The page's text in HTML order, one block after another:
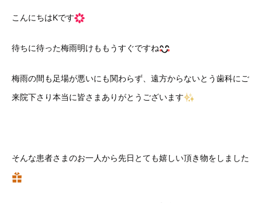
こんにちはKです
待ちに待った梅雨明けももうすぐですね
梅雨の間も足場が悪いにも関わらず、遠方からないとう歯科にご
来院下さり本当に皆さまありがとうございます
そんな患者さまのお一人から先日とても嬉しい頂き物をしました